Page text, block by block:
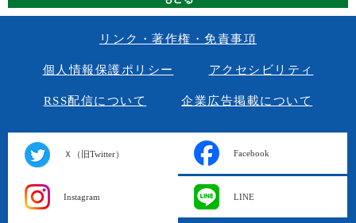
リンク・著作権・免責事項
個人情報保護ポリシー アクセシビリティ
RSS配信について 企業広告掲載について
Ｘ（旧Twitter） Facebook
Instagram LINE